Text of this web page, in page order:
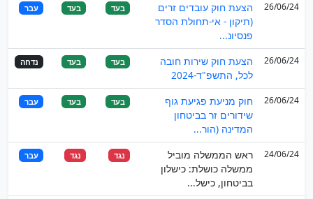
26/06/24
הצעת חוק עובדים זרים
(תיקון - אי-תחולת הסדר
פנסיונ...
בעד בעד עבר
26/06/24
הצעת חוק שירות חובה
לכל, התשפ"ד-2024
בעד בעד נדחה
26/06/24
חוק מניעת פגיעת גוף
שידורים זר בביטחון
המדינה (הור...
בעד בעד עבר
24/06/24
ראש הממשלה מוביל
ממשלה כושלת: כישלון
בביטחון, כישל...
נגד נגד עבר